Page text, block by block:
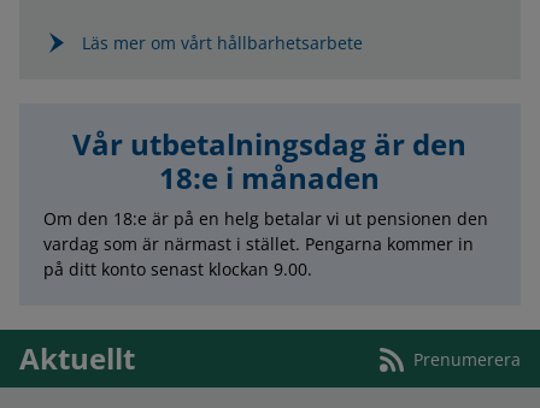
Läs mer om vårt hållbarhetsarbete
Vår utbetalningsdag är den
18:e i månaden
Om den 18:e är på en helg betalar vi ut pensionen den
vardag som är närmast i stället. Pengarna kommer in
på ditt konto senast klockan 9.00.
Aktuellt Prenumerera